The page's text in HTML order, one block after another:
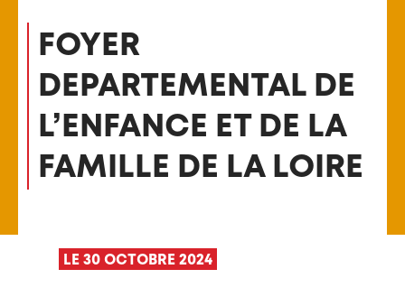
FOYER
DEPARTEMENTAL DE
L’ENFANCE ET DE LA
FAMILLE DE LA LOIRE
LE 30 OCTOBRE 2024